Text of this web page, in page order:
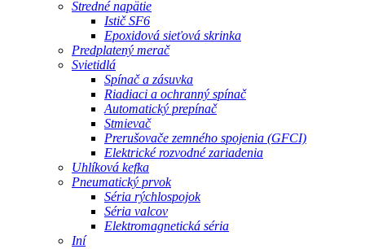
Stredné napätie
Istič SF6
Epoxidová sieťová skrinka
Predplatený merač
Svietidlá
Spínač a zásuvka
Riadiaci a ochranný spínač
Automatický prepínač
Stmievač
Prerušovače zemného spojenia (GFCI)
Elektrické rozvodné zariadenia
Uhlíková kefka
Pneumatický prvok
Séria rýchlospojok
Séria valcov
Elektromagnetická séria
Iní